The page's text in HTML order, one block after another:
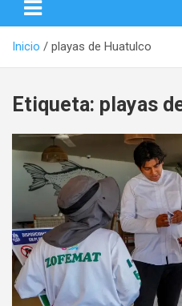
Inicio playas de Huatulco
Etiqueta: playas